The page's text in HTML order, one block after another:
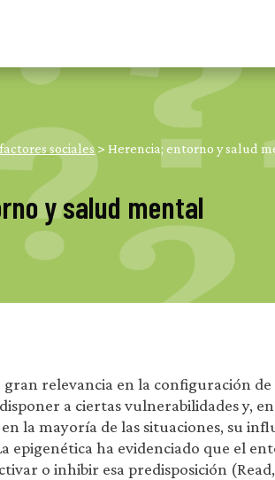
sociales>Herencia; entorno y salud
y salud mental
relevancia en la configuración de
a ciertas vulnerabilidades y,
la mayoría de las situaciones, su
epigenética ha evidenciado que el
o inhibir esa predisposición